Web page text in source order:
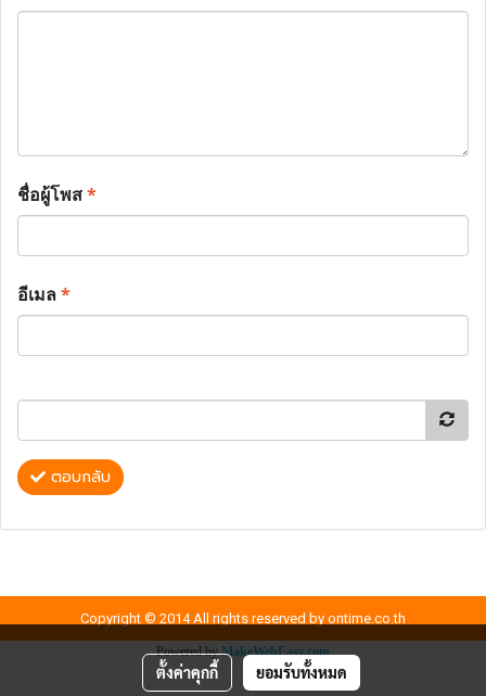
ชื่อผู้โพส*
อีเมล*
ตอบกลับ
Copyright © 2014 All rights reserved by ontime.co.th
Powered byMakeWebEasy.com
ตั้งค่าคุกกี้ ยอมรับทั้งหมด